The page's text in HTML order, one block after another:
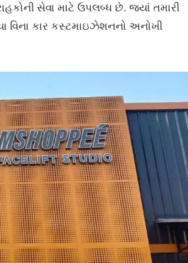
સેવા માટે ઉપલબ્ધ છે. જ્યાં તમારી
વિના કાર કસ્ટમાઇઝેશનનો અનોખી